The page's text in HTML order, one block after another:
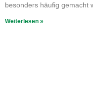
besonders häufig gemacht
Weiterlesen »